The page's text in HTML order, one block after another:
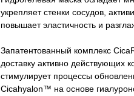
укрепляет стенки сосудов,
повышает эластичность и
Запатентованный комплекс
доставку активно действующих
стимулирует процессы
Cicahyalon™ на основе